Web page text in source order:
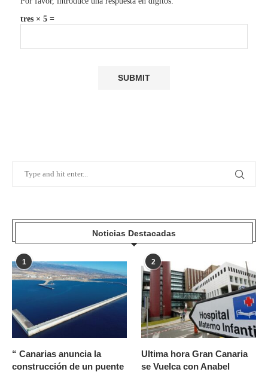
tres × 5 =
Noticias Destacadas
1
“ Canarias anuncia la
construcción de un puente
2
Ultima hora Gran Canaria
se Vuelca con Anabel